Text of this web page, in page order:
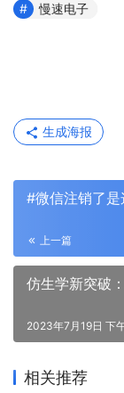
慢速电子
生成海报
#微信注销了
上一篇
仿生学新突破
2023年7月19日 下
相关推荐